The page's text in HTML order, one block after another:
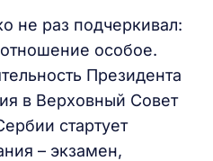
не раз подчеркивал:
особое.
Президента
в Верховный Совет
стартует
– экзамен,